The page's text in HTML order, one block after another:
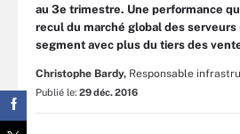
au 3e trimestre. Une performance
recul du marché global des serveurs
segment avec plus du tiers des
Christophe Bardy, Responsable
Publié le: 29 déc. 2016